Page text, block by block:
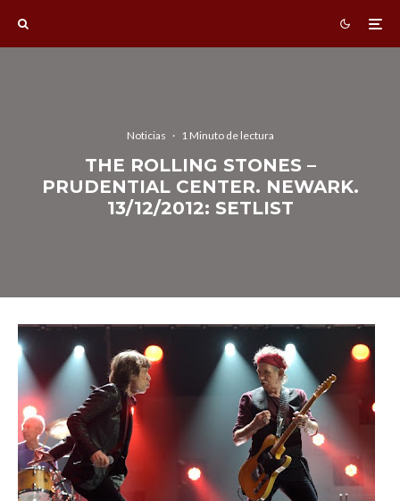
Noticias · 1 Minuto de lectura
THE ROLLING STONES –
PRUDENTIAL CENTER. NEWARK.
13/12/2012: SETLIST